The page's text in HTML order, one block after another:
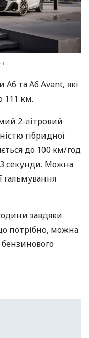
та A6 Avant, які
111 км.
2-літровий
гібридної
до 100 км/год
секунди. Можна
гальмування
завдяки
потрібно, можна